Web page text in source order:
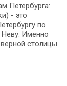
Петербурга:
- это
по
Именно
столицы.